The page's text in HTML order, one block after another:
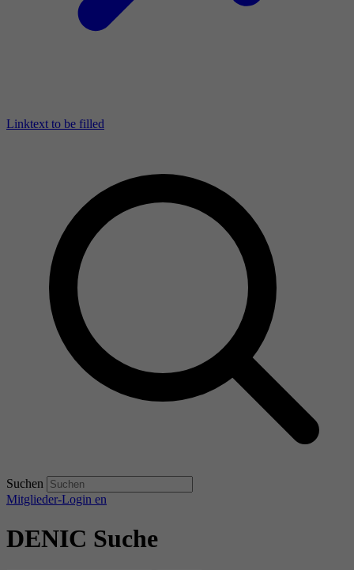
Linktext to be filled
Suchen
Mitglieder-Login en
DENIC Suche